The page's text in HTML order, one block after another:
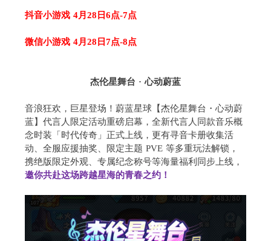
抖音小游戏 4月28日6点-7点
微信小游戏 4月28日7点-8点
杰伦星舞台 · 心动蔚蓝
音浪狂欢，巨星登场！蔚蓝星球【杰伦星舞台・心动蔚
蓝】代言人限定活动重磅启幕，全新代言人同款音乐概
念时装「时代传奇」正式上线，更有寻音卡册收集活
动、全服应援抽奖、限定主题 PVE 等多重玩法解锁，
携绝版限定外观、专属纪念称号等海量福利同步上线，
邀你共赴这场跨越星海的青春之约！